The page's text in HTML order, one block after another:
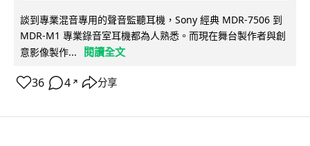
談到專業混音專用的聲音監聽耳機，Sony 經典 MDR-7506 到
MDR-M1 專業錄音室耳機都為人熟悉。而現在舞台製作者與創
意影像製作...
閱讀全文
36 4 ↗ 分享